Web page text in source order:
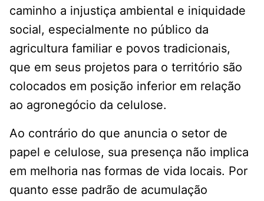
caminho a injustiça ambiental e iniquidade
social, especialmente no público da
agricultura familiar e povos tradicionais,
que em seus projetos para o território são
colocados em posição inferior em relação
ao agronegócio da celulose.
Ao contrário do que anuncia o setor de
papel e celulose, sua presença não implica
em melhoria nas formas de vida locais. Por
quanto esse padrão de acumulação